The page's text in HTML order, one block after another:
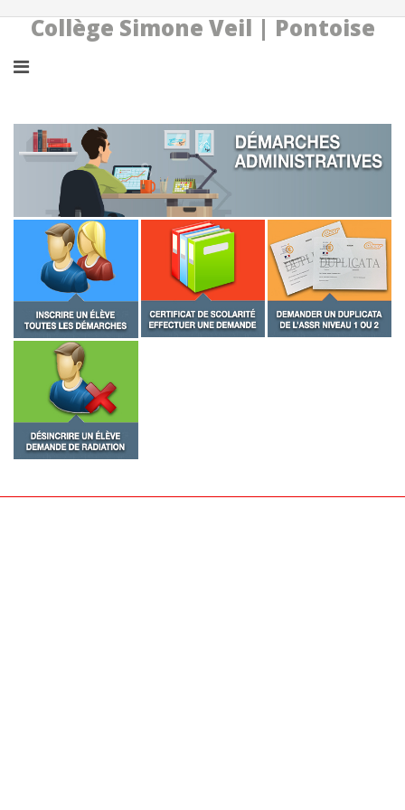
Collège Simone Veil | Pontoise